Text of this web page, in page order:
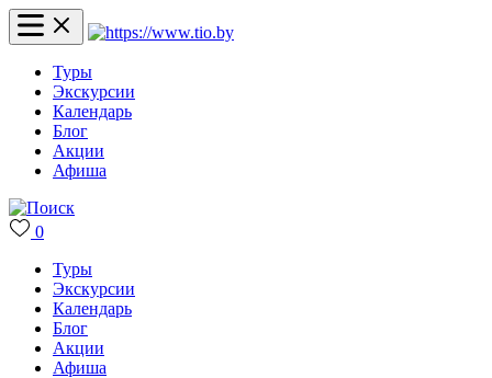
Туры
Экскурсии
Календарь
Блог
Акции
Афиша
0
Туры
Экскурсии
Календарь
Блог
Акции
Афиша